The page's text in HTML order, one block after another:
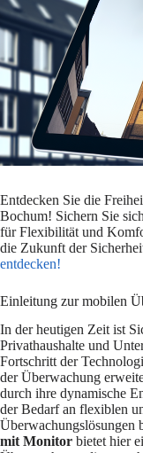
Entdecken Sie die
Bochum! Sichern Sie
für Flexibilität und
die Zukunft der
entdecken!
Einleitung zur mobilen
In der heutigen Zeit ist
Privathaushalte und
Fortschritt der
der Überwachung
durch ihre dynamische
der Bedarf an flexiblen
Überwachungslösungen
mit Monitor bietet hier